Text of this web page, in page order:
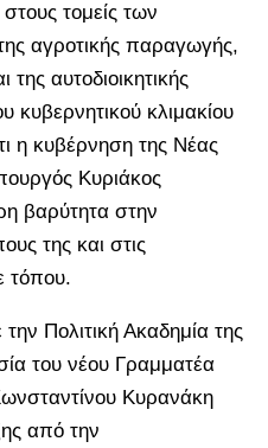
τομείς των
αγροτικής παραγωγής,
της αυτοδιοικητικής
κλιμακίου
η κυβέρνηση της Νέας
Κυριάκος
βαρύτητα στην
της και στις
τόπου.
Πολιτική Ακαδημία της
του νέου Γραμματέα
Κυρανάκη
από την